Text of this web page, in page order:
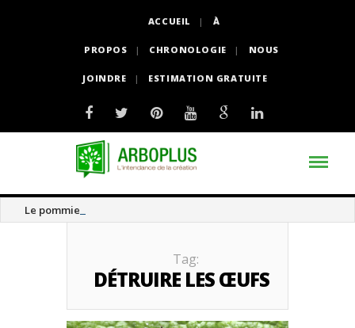
ACCUEIL À
PROPOS CHRONOLOGIE NOUS
JOINDRE ESTIMATION GRATUITE
Le pommier thé
Tag:
DÉTRUIRE LES ŒUFS